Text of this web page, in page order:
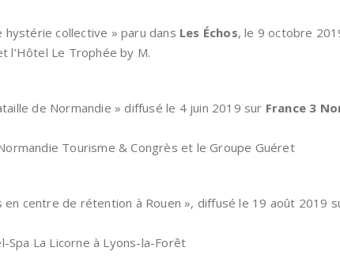
hystérie collective » paru dans Les Échos, le 9 octobre
l’Hôtel Le Trophée by M.
de Normandie » diffusé le 4 juin 2019 sur France 3
Tourisme & Congrès et le Groupe Guéret
centre de rétention à Rouen », diffusé le 19 août 2019
Spa La Licorne à Lyons-la-Forêt